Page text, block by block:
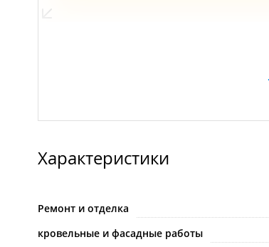
Характеристики
Ремонт и отделка
кровельные и фасадные работы